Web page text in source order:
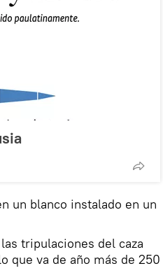
un blanco instalado en un
tripulaciones del caza
que va de año más de 250